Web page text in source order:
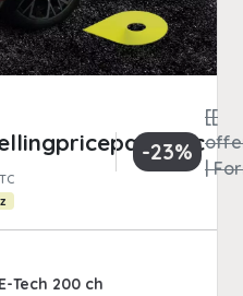
[[
|
-23%
Tech 200 ch